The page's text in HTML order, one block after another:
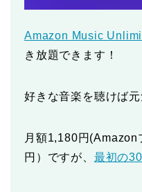
Amazon Music
き放題できます！
好きな音楽を聴けば元
月額1,180円
円）ですが、 最初の